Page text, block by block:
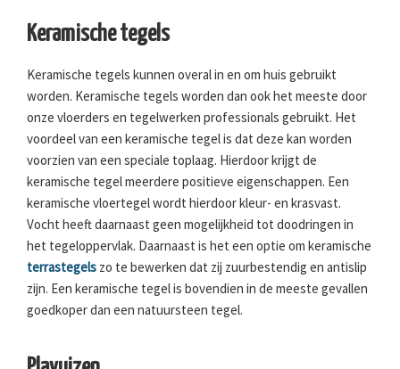
Keramische tegels
Keramische tegels kunnen overal in en om huis gebruikt
worden. Keramische tegels worden dan ook het meeste door
onze vloerders en tegelwerken professionals gebruikt. Het
voordeel van een keramische tegel is dat deze kan worden
voorzien van een speciale toplaag. Hierdoor krijgt de
keramische tegel meerdere positieve eigenschappen. Een
keramische vloertegel wordt hierdoor kleur- en krasvast.
Vocht heeft daarnaast geen mogelijkheid tot doodringen in
het tegeloppervlak. Daarnaast is het een optie om keramische
terrastegels zo te bewerken dat zij zuurbestendig en antislip
zijn. Een keramische tegel is bovendien in de meeste gevallen
goedkoper dan een natuursteen tegel.